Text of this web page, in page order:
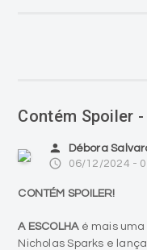
Contém Spoiler
person Débora
access_time 06/12/2024 -
CONTÉM SPOILER!
A ESCOLHA é mais
Nicholas Sparks e